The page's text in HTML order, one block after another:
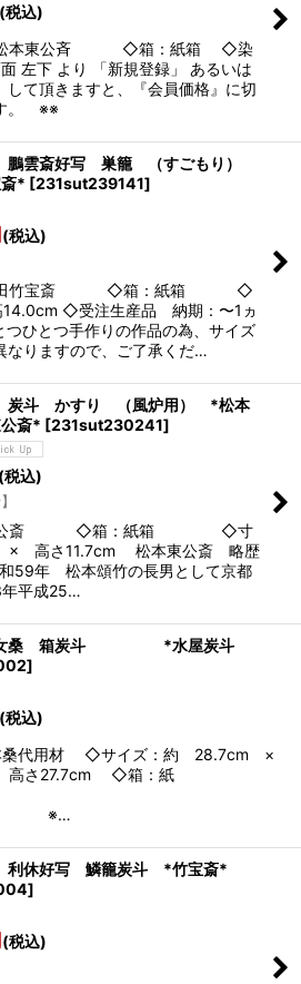
(税込)
本東公斉 ◇箱：紙箱 ◇染
下 より 「新規登録」 あるいは
して頂きますと、『会員価格』に切
。 ※※
鵬雲斎好写 巣籠 （すごもり）
* [231sut239141]
(税込)
田竹宝斎 ◇箱：紙箱 ◇
14.0cm ◇受注生産品 納期：〜1ヵ
とつ手作りの作品の為、サイズ
なりますので、ご了承くだ…
炭斗 かすり （風炉用） *松本
斎* [231sut230241]
(税込)
公斎 ◇箱：紙箱 ◇寸
× 高さ11.7cm 松本東公斎 略歴
59年 松本頌竹の長男として京都
平成25…
】女桑 箱炭斗 *水屋炭斗
]
(税込)
材 ◇サイズ：約 28.7cm ×
さ27.7cm ◇箱：紙
利休好写 鱗籠炭斗 *竹宝斎*
]
(税込)